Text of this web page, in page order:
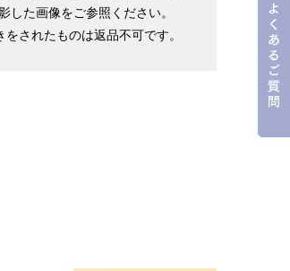
た画像をご参照ください。
されたものは返品不可です。